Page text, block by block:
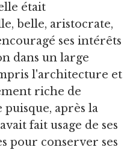
était
belle, aristocrate,
ses intérêts
dans un large
l'architecture et
riche de
après la
fait usage de ses
pour conserver ses